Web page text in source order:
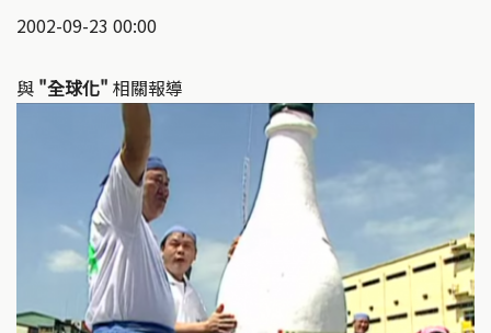
2002-09-23 00:00
與 "全球化" 相關報導